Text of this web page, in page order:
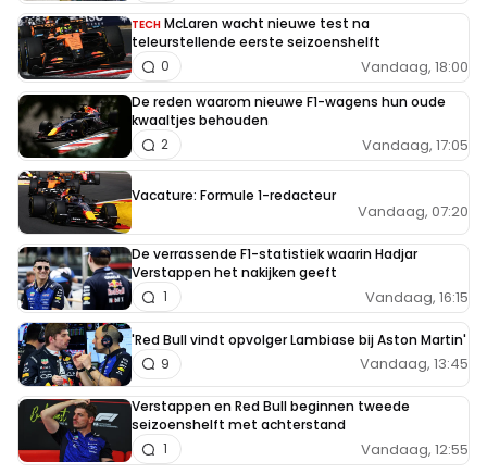
TECH McLaren wacht nieuwe test na
teleurstellende eerste seizoenshelft
Vandaag, 18:00
0
De reden waarom nieuwe F1-wagens hun oude
kwaaltjes behouden
Vandaag, 17:05
2
Vacature: Formule 1-redacteur
Vandaag, 07:20
De verrassende F1-statistiek waarin Hadjar
Verstappen het nakijken geeft
Vandaag, 16:15
1
'Red Bull vindt opvolger Lambiase bij Aston Martin'
Vandaag, 13:45
9
Verstappen en Red Bull beginnen tweede
seizoenshelft met achterstand
Vandaag, 12:55
1